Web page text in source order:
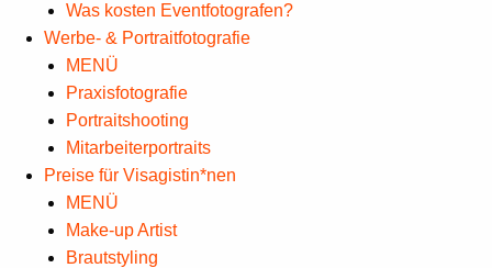
Was kosten Eventfotografen?
Werbe- & Portraitfotografie
MENÜ
Praxisfotografie
Portraitshooting
Mitarbeiterportraits
Preise für Visagistin*nen
MENÜ
Make-up Artist
Brautstyling